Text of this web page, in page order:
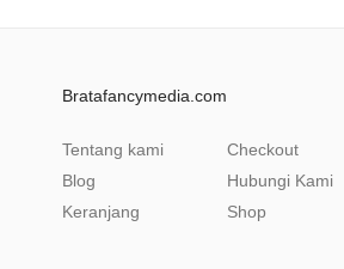
Bratafancymedia.com
Tentang kami
Blog
Keranjang
Checkout
Hubungi Kami
Shop